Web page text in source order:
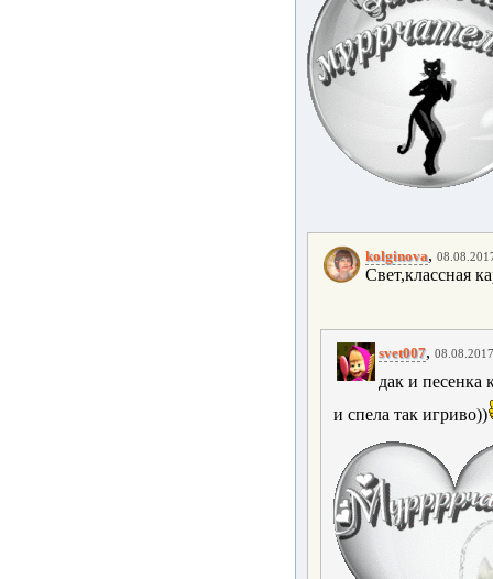
kolginova,
Свет,классная
svet007,
дак и песенка
и спела так игриво))